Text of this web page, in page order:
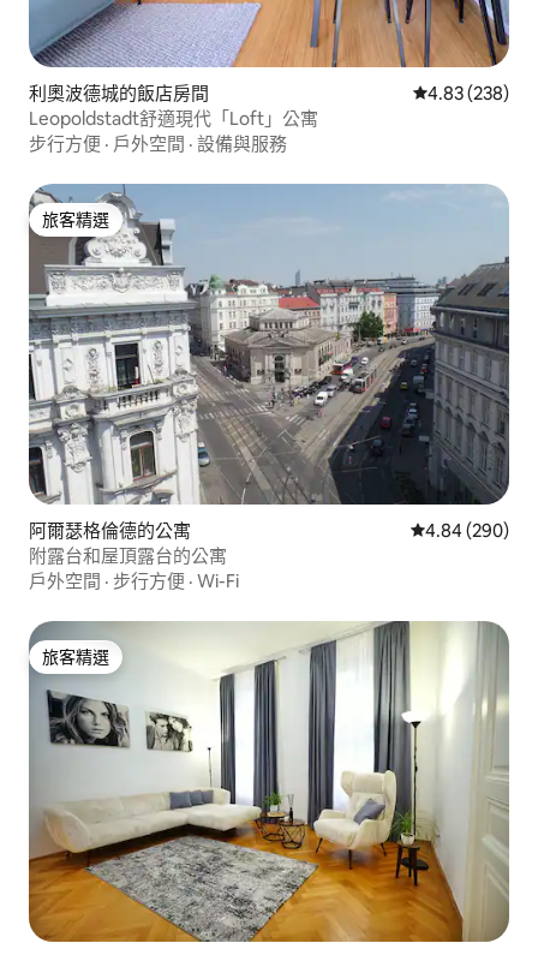
利奧波德城的飯店房間 從 238 則評價
4.83 (238)
Leopoldstadt舒適現代「Loft」公寓
步行方便 · 戶外空間 · 設備與服務
旅客精選
旅客精選
阿爾瑟格倫德的公寓 從 290 則評價
4.84 (290)
附露台和屋頂露台的公寓
戶外空間 · 步行方便 · Wi-Fi
旅客精選
旅客精選